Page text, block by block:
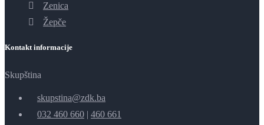
Zenica
Žepče
Kontakt informacije
Skupština
skupstina@zdk.ba
032 460 660 | 460 661